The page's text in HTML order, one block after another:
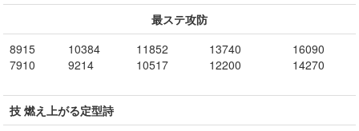
最ステ攻防
8915
7910
10384
9214
11852
10517
13740
12200
16090
14270
技 燃え上がる定型詩